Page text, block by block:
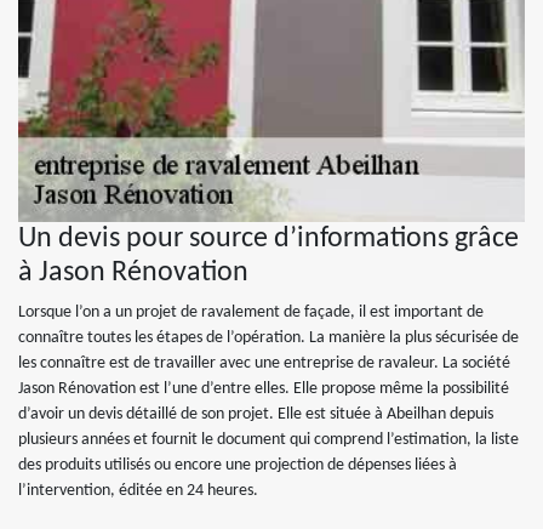
Un devis pour source d’informations grâce
à Jason Rénovation
Lorsque l’on a un projet de ravalement de façade, il est important de
connaître toutes les étapes de l’opération. La manière la plus sécurisée de
les connaître est de travailler avec une entreprise de ravaleur. La société
Jason Rénovation est l’une d’entre elles. Elle propose même la possibilité
d’avoir un devis détaillé de son projet. Elle est située à Abeilhan depuis
plusieurs années et fournit le document qui comprend l’estimation, la liste
des produits utilisés ou encore une projection de dépenses liées à
l’intervention, éditée en 24 heures.